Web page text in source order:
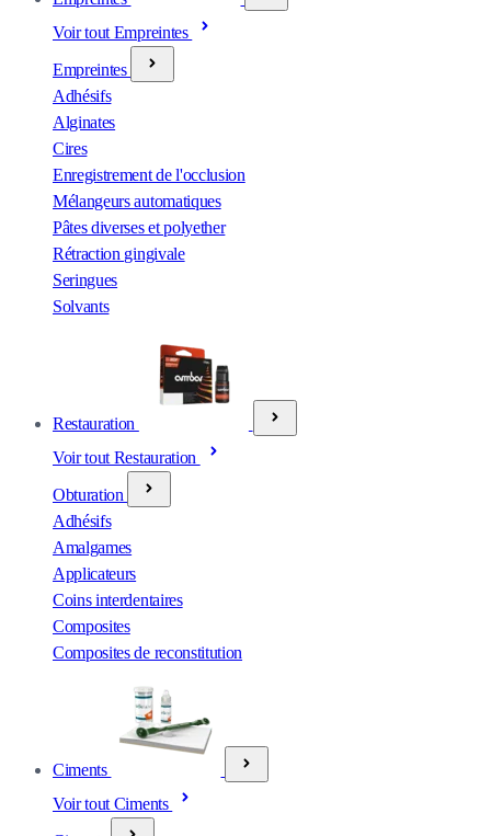
Voir tout Empreintes
Empreintes
Adhésifs
Alginates
Cires
Enregistrement de l'occlusion
Mélangeurs automatiques
Pâtes diverses et polyether
Rétraction gingivale
Seringues
Solvants
Restauration
Voir tout Restauration
Obturation
Adhésifs
Amalgames
Applicateurs
Coins interdentaires
Composites
Composites de reconstitution
Ciments
Voir tout Ciments